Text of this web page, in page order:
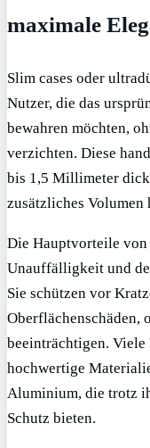
maximale
Slim cases oder
Nutzer, die das
bewahren möchten,
verzichten. Diese
bis 1,5 Millimeter
zusätzliches Volumen
Die Hauptvorteile von
Unauffälligkeit und
Sie schützen vor
Oberflächenschäden,
beeinträchtigen.
hochwertige
Aluminium, die trotz
Schutz bieten.